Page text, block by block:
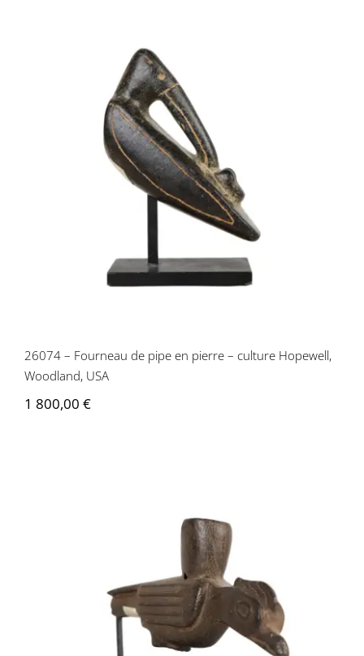
26074 – Fourneau de pipe en pierre –
culture Hopewell, Woodland, USA
26074 – Fourneau de pipe en pierre – culture Hopewell,
Woodland, USA
1 800,00 €
26075 – Fourneau de pipe – culture
mississippienne, USA